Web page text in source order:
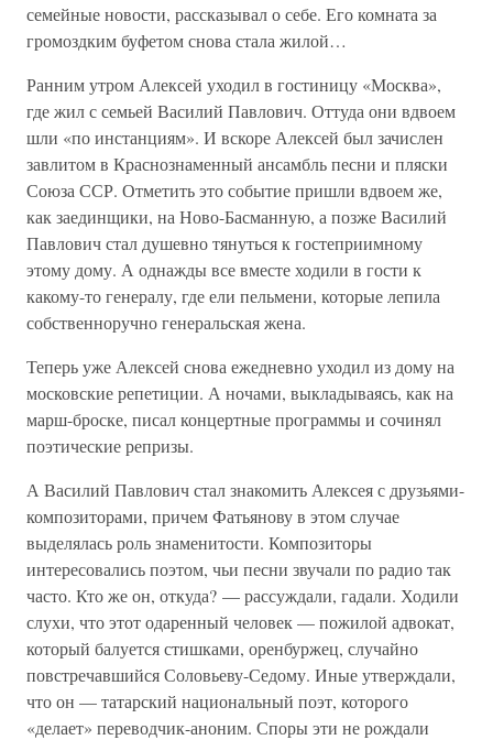
семейные новости, рассказывал о себе. Его комната за
громоздким буфетом снова стала жилой…
Ранним утром Алексей уходил в гостиницу «Москва»,
где жил с семьей Василий Павлович. Оттуда они вдвоем
шли «по инстанциям». И вскоре Алексей был зачислен
завлитом в Краснознаменный ансамбль песни и пляски
Союза ССР. Отметить это событие пришли вдвоем же,
как заединщики, на Ново-Басманную, а позже Василий
Павлович стал душевно тянуться к гостеприимному
этому дому. А однажды все вместе ходили в гости к
какому-то генералу, где ели пельмени, которые лепила
собственноручно генеральская жена.
Теперь уже Алексей снова ежедневно уходил из дому на
московские репетиции. А ночами, выкладываясь, как на
марш-броске, писал концертные программы и сочинял
поэтические репризы.
А Василий Павлович стал знакомить Алексея с друзьями-
композиторами, причем Фатьянову в этом случае
выделялась роль знаменитости. Композиторы
интересовались поэтом, чьи песни звучали по радио так
часто. Кто же он, откуда? — рассуждали, гадали. Ходили
слухи, что этот одаренный человек — пожилой адвокат,
который балуется стишками, оренбуржец, случайно
повстречавшийся Соловьеву-Седому. Иные утверждали,
что он — татарский национальный поэт, которого
«делает» переводчик-аноним. Споры эти не рождали